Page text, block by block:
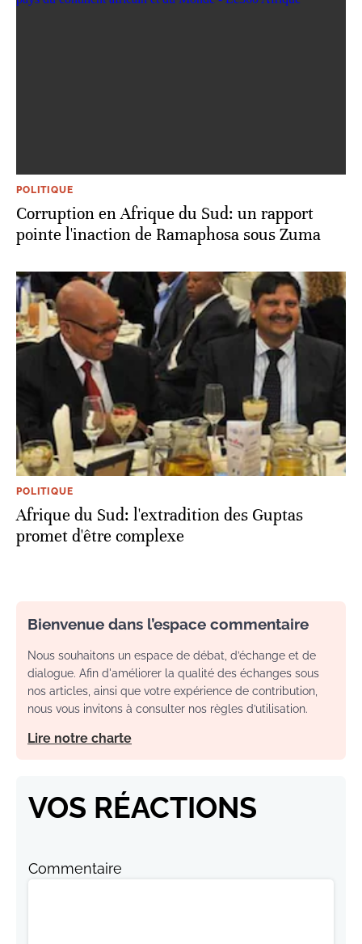
POLITIQUE
Corruption en Afrique du Sud: un rapport
pointe l'inaction de Ramaphosa sous Zuma
POLITIQUE
Afrique du Sud: l'extradition des Guptas
promet d'être complexe
Bienvenue dans l’espace commentaire
Nous souhaitons un espace de débat, d’échange et de
dialogue. Afin d'améliorer la qualité des échanges sous
nos articles, ainsi que votre expérience de contribution,
nous vous invitons à consulter nos règles d’utilisation.
Lire notre charte
VOS RÉACTIONS
Commentaire